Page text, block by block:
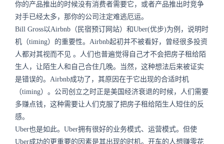
你的产品推出的时候没有消费者需要它，或者产品推出时竞争
对手已经太多，那你的公司注定难逃厄运。
Bill Gross以Airbnb（民宿预订网站）和Uber(优步)为例，说明时
机（timing）的重要性。Airbnb起初并不被看好，曾经很多投资
人都对其视而不见 。人们也普遍觉得自己才不会把房子租给陌
生人，让陌生人和自己合住几晚。当然，这种想法后来被证实
是错误的。Airbnb成功了，其原因在于它出现的合适时机
（timing）。公司创立之时正是美国经济衰退的时候，人们需要
多赚点钱，这种需要让人们克服了把房子租给陌生人短住的反
感。
Uber也是如此。Uber拥有很好的业务模式、运营模式。但使
Uber成功的更重要的因素是其出现的时机。开车的人想赚零花